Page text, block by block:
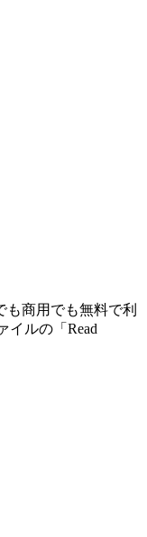
も商用でも無料で利
イルの「Read